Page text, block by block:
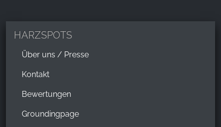
HARZSPOTS
Über uns / Presse
Kontakt
Bewertungen
Groundingpage